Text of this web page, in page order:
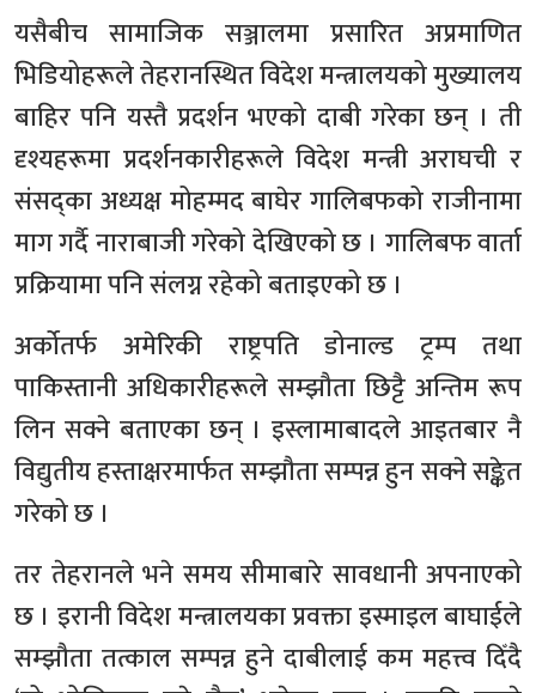
यसैबीच सामाजिक सञ्जालमा प्रसारित अप्रमाणित
भिडियोहरूले तेहरानस्थित विदेश मन्त्रालयको मुख्यालय
बाहिर पनि यस्तै प्रदर्शन भएको दाबी गरेका छन् । ती
दृश्यहरूमा प्रदर्शनकारीहरूले विदेश मन्त्री अराघची र
संसद्का अध्यक्ष मोहम्मद बाघेर गालिबफको राजीनामा
माग गर्दै नाराबाजी गरेको देखिएको छ । गालिबफ वार्ता
प्रक्रियामा पनि संलग्न रहेको बताइएको छ ।
अर्कोतर्फ अमेरिकी राष्ट्रपति डोनाल्ड ट्रम्प तथा
पाकिस्तानी अधिकारीहरूले सम्झौता छिट्टै अन्तिम रूप
लिन सक्ने बताएका छन् । इस्लामाबादले आइतबार नै
विद्युतीय हस्ताक्षरमार्फत सम्झौता सम्पन्न हुन सक्ने सङ्केत
गरेको छ ।
तर तेहरानले भने समय सीमाबारे सावधानी अपनाएको
छ । इरानी विदेश मन्त्रालयका प्रवक्ता इस्माइल बाघाईले
सम्झौता तत्काल सम्पन्न हुने दाबीलाई कम महत्त्व दिँदै